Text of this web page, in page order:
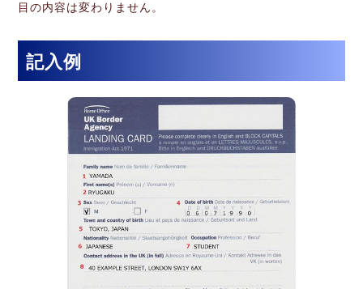
目の内容は変わりません。
記入例